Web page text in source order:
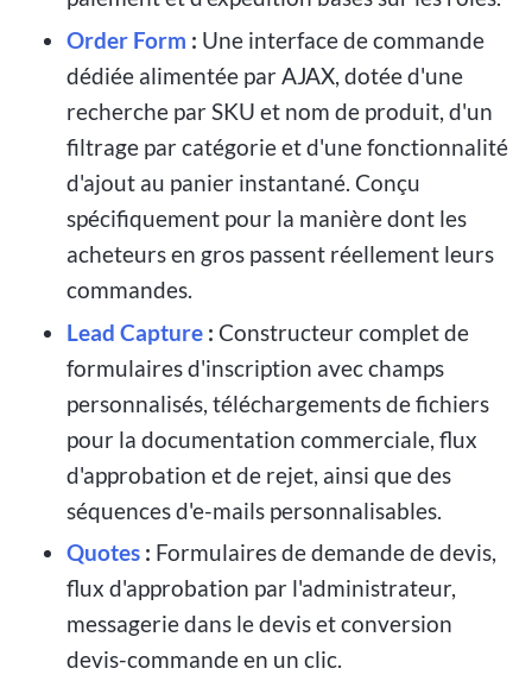
Order Form : Une interface de commande
dédiée alimentée par AJAX, dotée d'une
recherche par SKU et nom de produit, d'un
filtrage par catégorie et d'une fonctionnalité
d'ajout au panier instantané. Conçu
spécifiquement pour la manière dont les
acheteurs en gros passent réellement leurs
commandes.
Lead Capture : Constructeur complet de
formulaires d'inscription avec champs
personnalisés, téléchargements de fichiers
pour la documentation commerciale, flux
d'approbation et de rejet, ainsi que des
séquences d'e-mails personnalisables.
Quotes : Formulaires de demande de devis,
flux d'approbation par l'administrateur,
messagerie dans le devis et conversion
devis-commande en un clic.